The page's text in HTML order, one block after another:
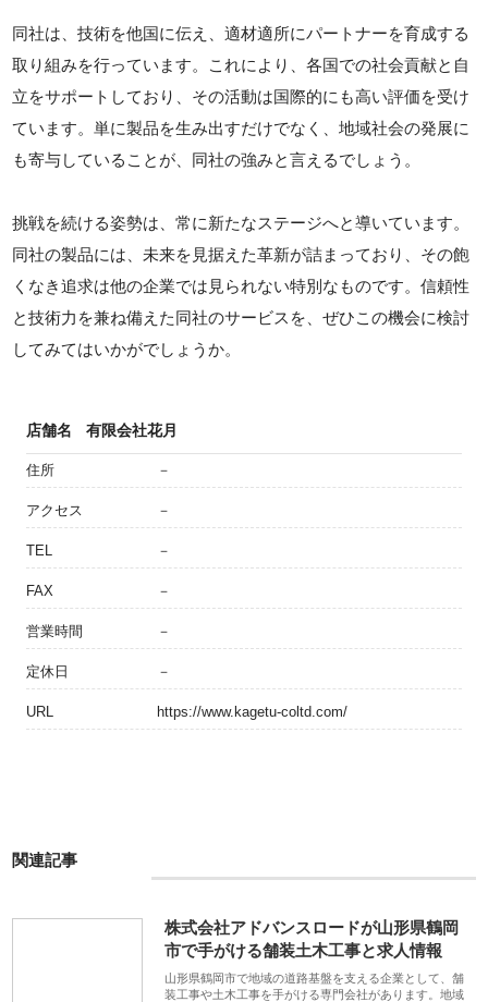
同社は、技術を他国に伝え、適材適所にパートナーを育成する
取り組みを行っています。これにより、各国での社会貢献と自
立をサポートしており、その活動は国際的にも高い評価を受け
ています。単に製品を生み出すだけでなく、地域社会の発展に
も寄与していることが、同社の強みと言えるでしょう。
挑戦を続ける姿勢は、常に新たなステージへと導いています。
同社の製品には、未来を見据えた革新が詰まっており、その飽
くなき追求は他の企業では見られない特別なものです。信頼性
と技術力を兼ね備えた同社のサービスを、ぜひこの機会に検討
してみてはいかがでしょうか。
店舗名 有限会社花月
住所 －
アクセス －
TEL －
FAX －
営業時間 －
定休日 －
URL https://www.kagetu-coltd.com/
関連記事
株式会社アドバンスロードが山形県鶴岡
市で手がける舗装土木工事と求人情報
山形県鶴岡市で地域の道路基盤を支える企業として、舗
装工事や土木工事を手がける専門会社があります。地域